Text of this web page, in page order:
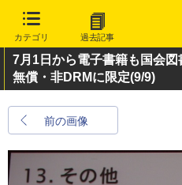
カテゴリ 過去記事
7月1日から電子書籍も国会
無償・非DRMに限定(9/9)
前の画像